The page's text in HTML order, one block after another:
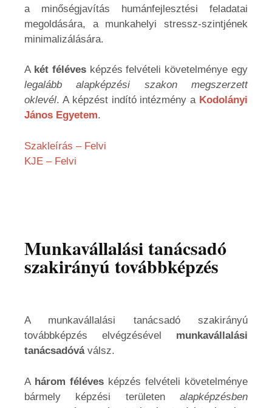
a minőségjavítás humánfejlesztési feladatai
megoldására, a munkahelyi stressz-szintjének
minimalizálására.
A két félévesképzés felvételi követelménye egy
legalább alapképzési szakon megszerzett
oklevél. A képzést indító intézmény a Kodolányi
János Egyetem.
Szakleírás – Felvi
KJE – Felvi
Munkavállalási tanácsadó
szakirányú továbbképzés
A munkavállalási tanácsadó szakirányú
továbbképzés elvégzésével munkavállalási
tanácsadóvá válsz.
A három féléves képzés felvételi követelménye
bármely képzési területen alapképzésben